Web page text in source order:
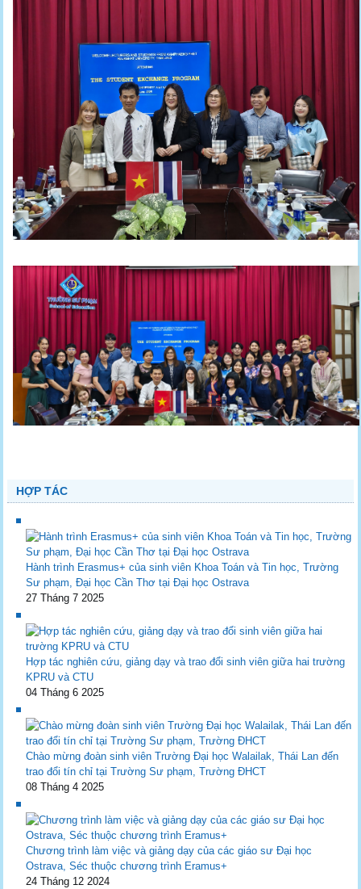
HỢP TÁC
Hành trình Erasmus+ của sinh viên Khoa Toán và Tin học, Trường
Sư phạm, Đại học Cần Thơ tại Đại học Ostrava
27 Tháng 7 2025
Hợp tác nghiên cứu, giảng dạy và trao đổi sinh viên giữa hai trường
KPRU và CTU
04 Tháng 6 2025
Chào mừng đoàn sinh viên Trường Đại học Walailak, Thái Lan đến
trao đổi tín chỉ tại Trường Sư phạm, Trường ĐHCT
08 Tháng 4 2025
Chương trình làm việc và giảng dạy của các giáo sư Đại học
Ostrava, Séc thuộc chương trình Eramus+
24 Tháng 12 2024